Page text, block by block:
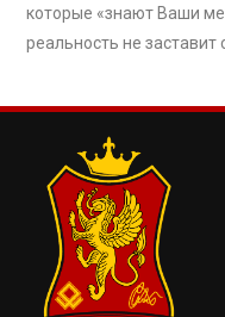
которые «знают Ваши
реальность не заставит